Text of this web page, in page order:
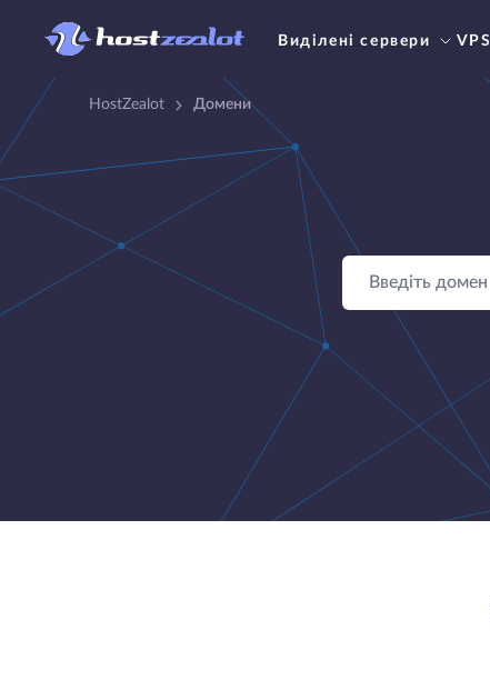
Виділені сервери VPS
HostZealot Домени